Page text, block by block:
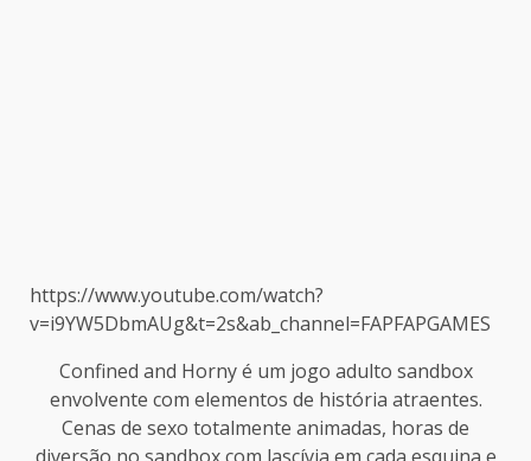
https://www.youtube.com/watch?
v=i9YW5DbmAUg&t=2s&ab_channel=FAPFAPGAMES
Confined and Horny é um jogo adulto sandbox
envolvente com elementos de história atraentes.
Cenas de sexo totalmente animadas, horas de